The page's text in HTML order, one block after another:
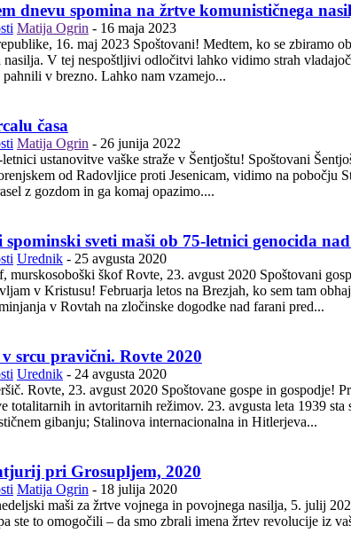
dnevu spomina na žrtve komunističnega
Matija Ogrin - 16 maja 2023
ko se zbiramo ob spominu, je Vlada ukinila praznik dneva spomina na žrtve
nasilja. V tej nespoštljivi odločitvi lahko vidimo strah
pahnili v brezno. Lahko nam vzamejo...
časa
Matija Ogrin - 26 junija 2022
straže v Šentjoštu! Spoštovani Šentjoščani in vsi, ki v Šentjošt prihajate zaradi spomina in spoštovanja! Ko
od Radovljice proti Jesenicam, vidimo na pobočju
z gozdom in ga komaj opazimo....
sveti maši ob 75-letnici genocida
Urednik - 25 avgusta 2020
gospod župnik Janez Petrič, sobratje duhovniki, dragi bratje in sestre.
sveto mašo, sem bil prijazno povabljen od pripravljalnega odbora
v Rovtah na zločinske dogodke nad farani pred...
srcu pravični. Rovte 2020
Urednik - 24 avgusta 2020
gospe in gospodje! Pred 11 leti je evropski parlament razglasil današnji dan za dan
totalitarnih in avtoritarnih režimov. 23. avgusta leta 1939
gibanju; Stalinova internacionalna in Hitlerjeva...
pri Grosupljem, 2020
Matija Ogrin - 18 julija 2020
žrtve vojnega in povojnega nasilja, 5. julij 2020 Spoštovani, skoraj 30 let je že, odkar je NSZ začela